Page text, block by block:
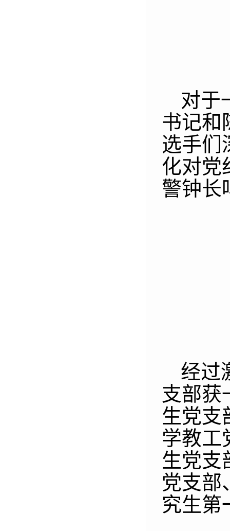
对于
书记和
选手们
化对党
警钟长
经过
支部获
生党支
学教工
生党支
党支部
究生第